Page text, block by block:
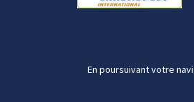
En poursuivant votre